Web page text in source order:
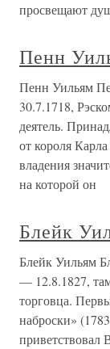
просвещают
Пенн
Пенн Уильям
30.7.1718,
деятель.
от короля
владения
на которой он
Блейк
Блейк Уильям
— 12.8.1827,
торговца.
наброски»